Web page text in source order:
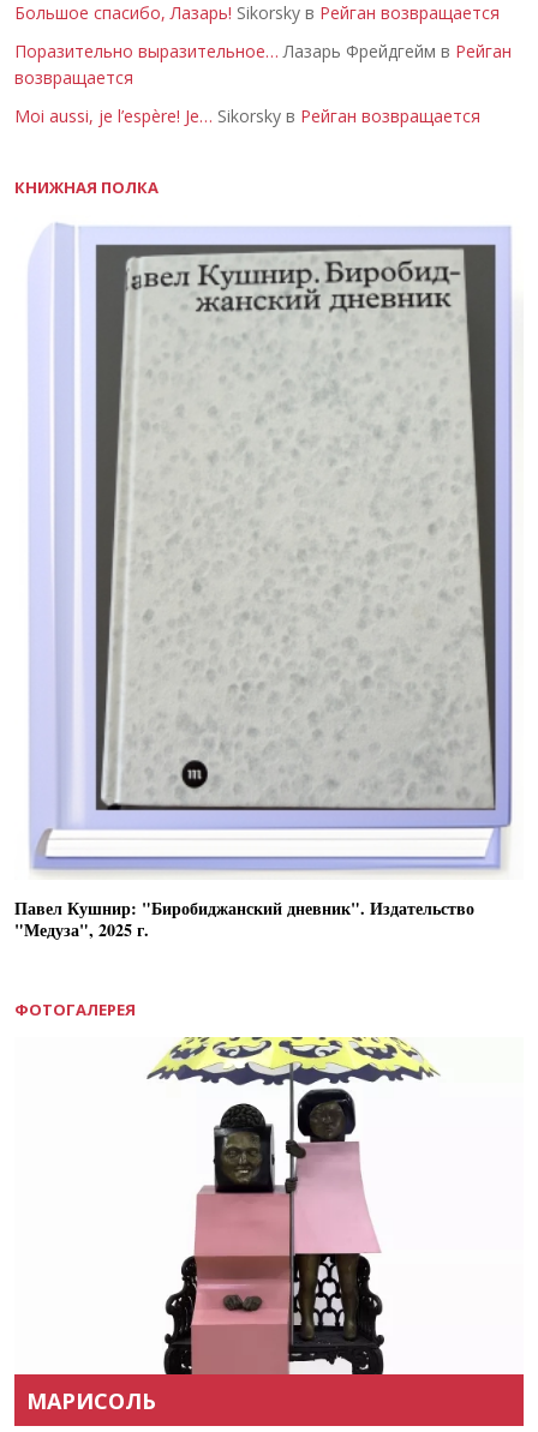
Большое спасибо, Лазарь! Sikorsky в Рейган возвращается
Поразительно выразительное… Лазарь Фрейдгейм в Рейган
возвращается
Moi aussi, je l’espère! Je… Sikorsky в Рейган возвращается
КНИЖНАЯ ПОЛКА
Павел Кушнир: "Биробиджанский дневник". Издательство
"Медуза", 2025 г.
ФОТОГАЛЕРЕЯ
МАРИСОЛЬ